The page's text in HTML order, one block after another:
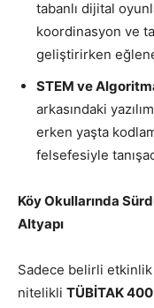
tabanlı dijital
koordinasyon ve
geliştirirken
STEM ve
arkasındaki
erken yaşta
felsefesiyle
Köy Okullarında
Altyapı
Sadece belirli etkinlik
nitelikli TÜBİTAK